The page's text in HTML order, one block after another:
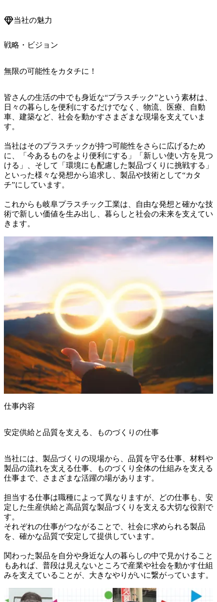
当社の魅力
戦略・ビジョン
無限の可能性をカタチに！
皆さんの生活の中でも身近な“プラスチック”という素材は、
日々の暮らしを便利にするだけでなく、物流、医療、自動
車、建築など、社会を動かすさまざまな現場を支えていま
す。
当社はそのプラスチックが持つ可能性をさらに広げるため
に、「今あるものをより便利にする」「新しい使い方を見つ
ける」、そして「環境にも配慮した製品づくりに挑戦する」
といった様々な発想から追求し、製品や技術として“カタ
チ”にしています。
これからも岐阜プラスチック工業は、自由な発想と確かな技
術で新しい価値を生み出し、暮らしと社会の未来を支えてい
きます。
仕事内容
安定供給と品質を支える、ものづくりの仕事
当社には、製品づくりの現場から、品質を守る仕事、材料や
製品の流れを支える仕事、ものづくり全体の仕組みを支える
仕事まで、さまざまな活躍の場があります。
担当する仕事は職種によって異なりますが、どの仕事も、安
定した生産供給と高品質な製品づくりを支える大切な役割で
す。
それぞれの仕事がつながることで、社会に求められる製品
を、確かな品質で安定して提供しています。
関わった製品を自分や身近な人の暮らしの中で見かけること
もあれば、普段は見えないところで産業や社会を動かす仕組
みを支えていることが、大きなやりがいに繋がっています。